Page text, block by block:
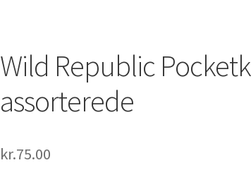
Wild Republic
assorterede
kr.75.00